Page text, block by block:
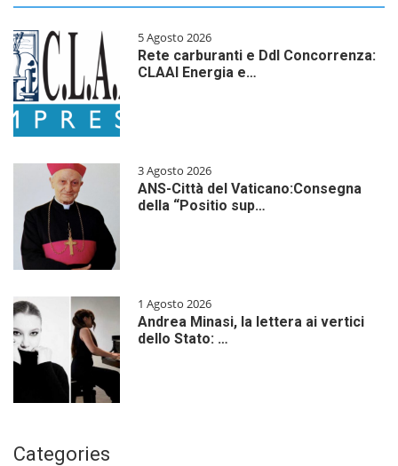
5 Agosto 2026
Rete carburanti e Ddl Concorrenza:
CLAAI Energia e…
3 Agosto 2026
ANS-Città del Vaticano:Consegna
della “Positio sup…
1 Agosto 2026
Andrea Minasi, la lettera ai vertici
dello Stato: …
Categories